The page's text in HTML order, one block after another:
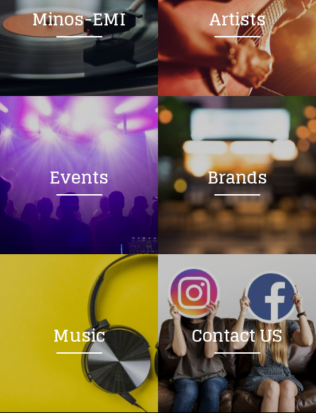
Minos-EMI Artists
Events Brands
Music Contact US